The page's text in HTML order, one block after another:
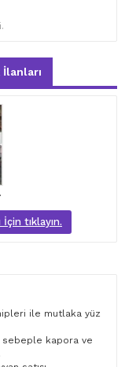
tıklayın.
ile mutlaka yüz
sebeple kapora ve